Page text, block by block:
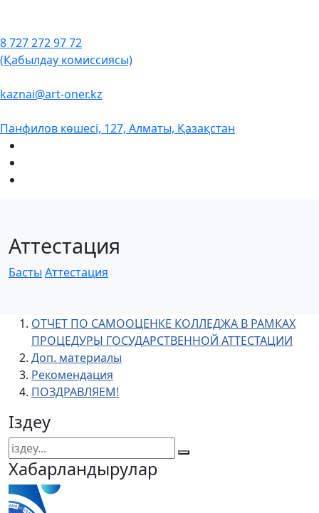
8 727 272 97 72
(Қабылдау комиссиясы)
kaznai@art-oner.kz
Панфилов көшесі, 127, Алматы, Қазақстан
Аттестация
Басты Аттестация
ОТЧЕТ ПО САМООЦЕНКЕ КОЛЛЕДЖА В РАМКАХ
ПРОЦЕДУРЫ ГОСУДАРСТВЕННОЙ АТТЕСТАЦИИ
Доп. материалы
Рекомендация
ПОЗДРАВЛЯЕМ!
Іздеу
Хабарландырулар